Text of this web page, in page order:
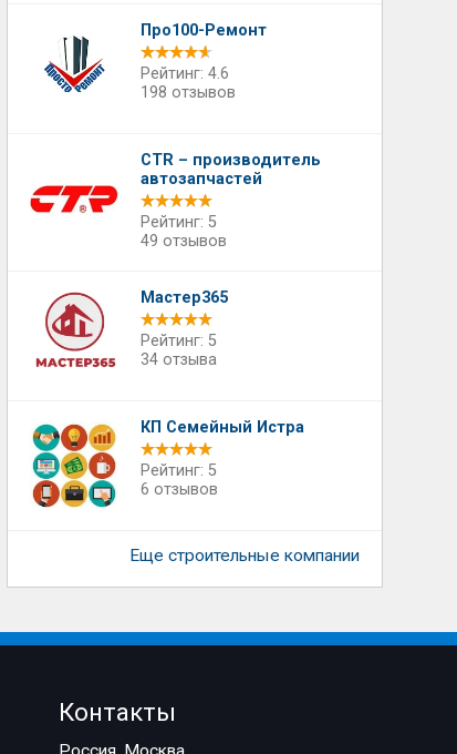
Про100-Ремонт
Рейтинг: 4.6
198 отзывов
CTR – производитель
автозапчастей
Рейтинг: 5
49 отзывов
Мастер365
Рейтинг: 5
34 отзыва
КП Семейный Истра
Рейтинг: 5
6 отзывов
Еще строительные компании
Контакты